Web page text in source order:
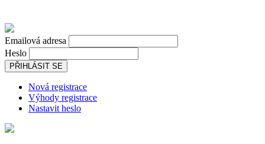
Emailová adresa
Heslo
PŘIHLÁSIT SE
Nová registrace
Výhody registrace
Nastavit heslo